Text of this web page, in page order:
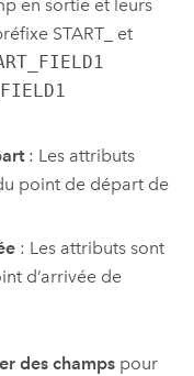
en sortie et leurs
START_ et
: Les attributs
point de départ de
: Les attributs sont
d’arrivée de
des champs pour